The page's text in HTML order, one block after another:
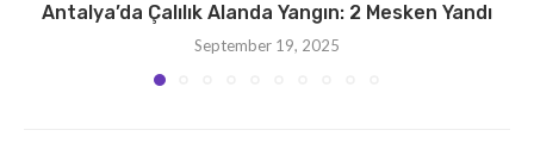
Antalya’da Çalılık Alanda Yangın: 2 Mesken Yandı
September 19, 2025